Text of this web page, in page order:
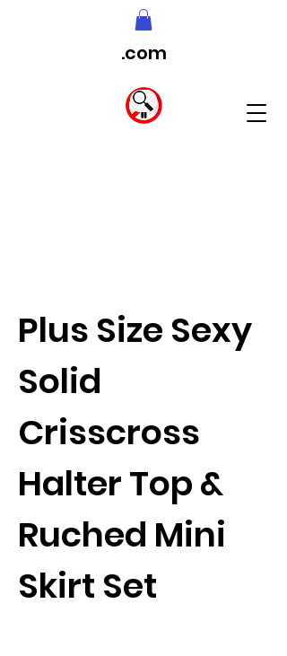
.com
Plus Size Sexy
Solid
Crisscross
Halter Top &
Ruched Mini
Skirt Set